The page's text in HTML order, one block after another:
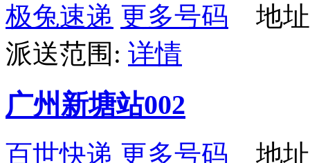
极兔速递 更多号码 地址
派送范围: 详情
广州新塘站002
百世快递 更多号码 地址